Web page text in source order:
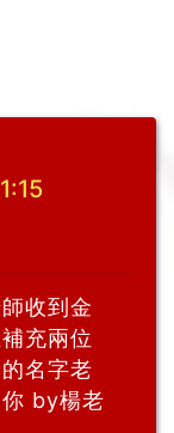
收到金
充兩位
名字老
by楊老